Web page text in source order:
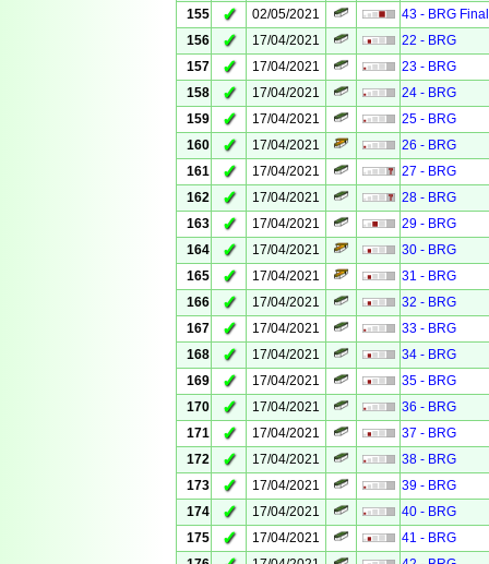
155
✓ 02/05/2021
43 - BRG
156
✓ 17/04/2021
22 - BRG
157
✓ 17/04/2021
23 - BRG
158
✓ 17/04/2021
24 - BRG
159
✓ 17/04/2021
25 - BRG
160
✓ 17/04/2021
26 - BRG
161
✓ 17/04/2021
27 - BRG
162
✓ 17/04/2021
28 - BRG
163
✓ 17/04/2021
29 - BRG
164
✓ 17/04/2021
30 - BRG
165
✓ 17/04/2021
31 - BRG
166
✓ 17/04/2021
32 - BRG
167
✓ 17/04/2021
33 - BRG
168
✓ 17/04/2021
34 - BRG
169
✓ 17/04/2021
35 - BRG
170
✓ 17/04/2021
36 - BRG
171
✓ 17/04/2021
37 - BRG
172
✓ 17/04/2021
38 - BRG
173
✓ 17/04/2021
39 - BRG
174
✓ 17/04/2021
40 - BRG
175
✓ 17/04/2021
41 - BRG